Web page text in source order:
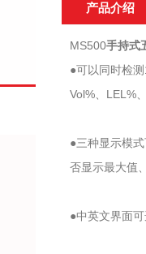
产品介绍
MS500手持式
●可以同时检
Vol%、LEL%
●三种显示模
否显示最大值
●中英文界面